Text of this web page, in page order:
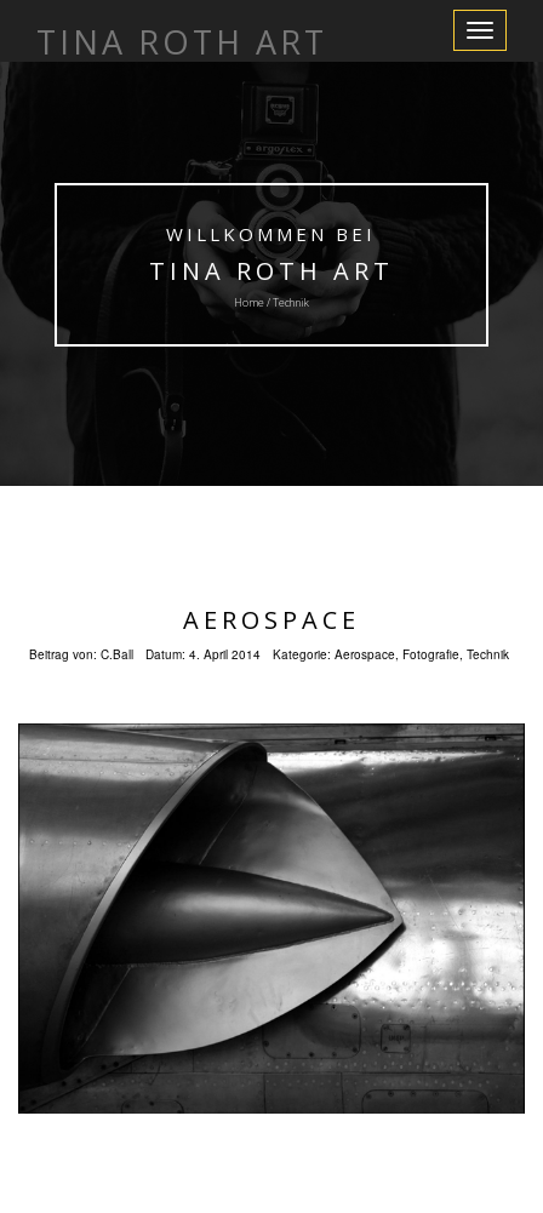
Schalte
Navigation
TINA ROTH ART
WILLKOMMEN BEI
TINA ROTH ART
Home / Technik
AEROSPACE
Beitrag von: C.Ball Datum: 4. April 2014 Kategorie: Aerospace, Fotografie, Technik